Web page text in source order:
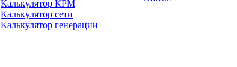
Калькулятор КРМ
Калькулятор сети
Калькулятор генерации